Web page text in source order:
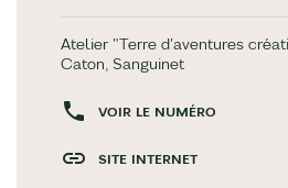
Atelier "Terre d'aventures
Caton, Sanguinet
VOIR LE NUMÉRO
SITE INTERNET